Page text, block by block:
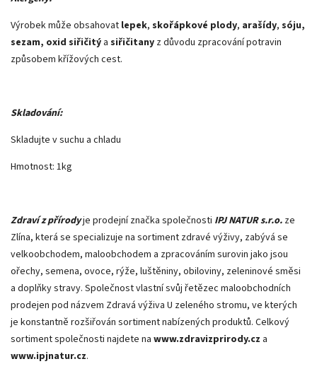
Výrobek může obsahovat lepek, skořápkové plody, arašídy, sóju,
sezam, oxid siřičitý a siřičitany z důvodu zpracování potravin
způsobem křížových cest.
Skladování:
Skladujte v suchu a chladu
Hmotnost: 1kg
Zdraví z přírodyje prodejní značka společnosti IPJ NATUR s.r.o. ze
Zlína, která se specializuje na sortiment zdravé výživy, zabývá se
velkoobchodem, maloobchodem a zpracováním surovin jako jsou
ořechy, semena, ovoce, rýže, luštěniny, obiloviny, zeleninové směsi
a doplňky stravy. Společnost vlastní svůj řetězec maloobchodních
prodejen pod názvem Zdravá výživa U zeleného stromu, ve kterých
je konstantně rozšiřován sortiment nabízených produktů. Celkový
sortiment společnosti najdete na www.zdravizprirody.cz a
www.ipjnatur.cz.